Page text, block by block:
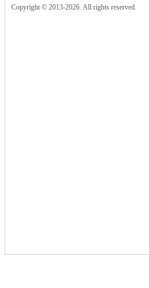
Copyright © 2013-2026. All rights reserved.